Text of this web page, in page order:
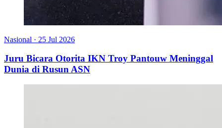
Nasional · 25 Jul 2026
Juru Bicara Otorita IKN Troy Pantouw Meninggal
Dunia di Rusun ASN